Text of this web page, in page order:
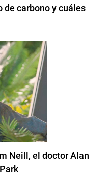
carbono y cuáles
Neill, el doctor Alan